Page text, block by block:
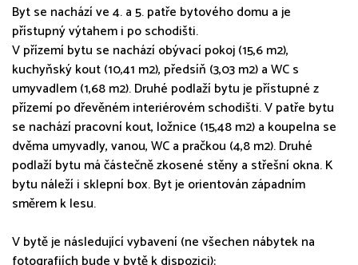
Byt se nachází ve 4. a 5. patře bytového domu a je
přístupný výtahem i po schodišti.
V přízemí bytu se nachází obývací pokoj (15,6 m2),
kuchyňský kout (10,41 m2), předsíň (3,03 m2) a WC s
umyvadlem (1,68 m2). Druhé podlaží bytu je přístupné z
přízemí po dřevěném interiérovém schodišti. V patře bytu
se nachází pracovní kout, ložnice (15,48 m2) a koupelna se
dvěma umyvadly, vanou, WC a pračkou (4,8 m2). Druhé
podlaží bytu má částečně zkosené stěny a střešní okna. K
bytu náleží i sklepní box. Byt je orientován západním
směrem k lesu.
V bytě je následující vybavení (ne všechen nábytek na